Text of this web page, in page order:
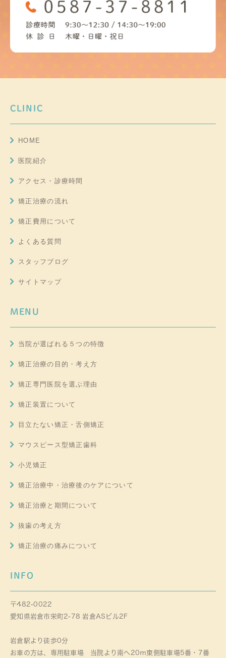
CLINIC
HOME
医院紹介
アクセス・診療時間
矯正治療の流れ
矯正費用について
よくある質問
スタッフブログ
サイトマップ
MENU
当院が選ばれる５つの特徴
矯正治療の目的・考え方
矯正専門医院を選ぶ理由
矯正装置について
目立たない矯正・舌側矯正
マウスピース型矯正歯科
小児矯正
矯正治療中・治療後のケアについて
矯正治療と期間について
抜歯の考え方
矯正治療の痛みについて
INFO
〒482-0022
愛知県岩倉市栄町2-78 岩倉ASビル2F
岩倉駅より徒歩0分
お車の方は、専用駐車場 当院より南へ20ｍ東側駐車場5番・7番